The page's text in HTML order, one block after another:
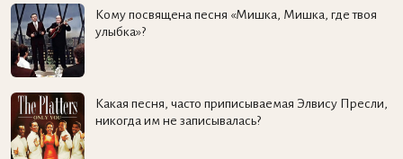
Кому посвящена песня «Мишка, Мишка, где твоя
улыбка»?
Какая песня, часто приписываемая Элвису Пресли,
никогда им не записывалась?